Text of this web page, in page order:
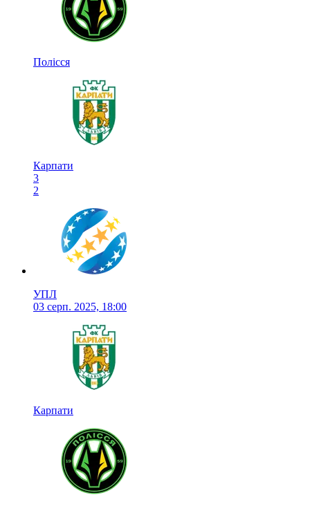
Полісся
Карпати
3
2
УПЛ
03 серп. 2025, 18:00
Карпати